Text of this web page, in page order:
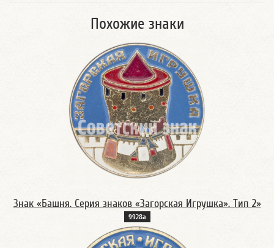
Похожие знаки
Знак «Башня. Серия знаков «Загорская Игрушка». Тип 2»
9928а